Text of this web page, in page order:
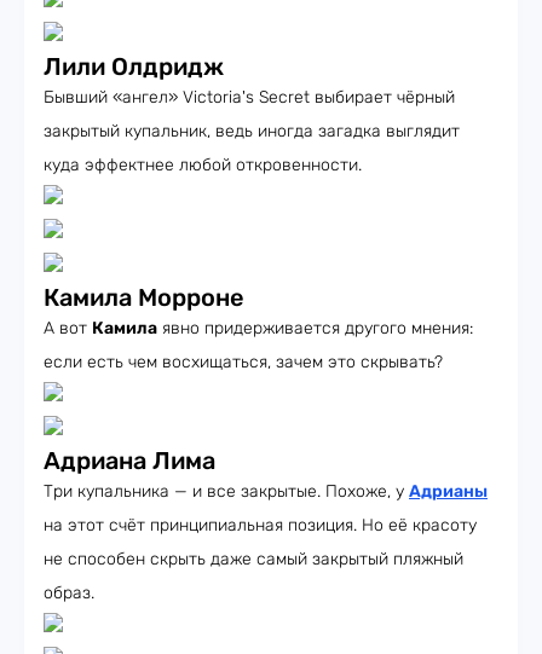
Лили Олдридж
Бывший «ангел» Victoria's Secret выбирает чёрный
закрытый купальник, ведь иногда загадка выглядит
куда эффектнее любой откровенности.
Камила Морроне
А вот Камила явно придерживается другого мнения:
если есть чем восхищаться, зачем это скрывать?
Адриана Лима
Три купальника — и все закрытые. Похоже, у Адрианы
на этот счёт принципиальная позиция. Но её красоту
не способен скрыть даже самый закрытый пляжный
образ.